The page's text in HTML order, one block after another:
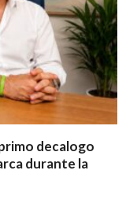
decalogo
durante la